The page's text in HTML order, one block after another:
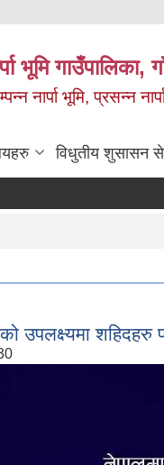
भूमि गाउँपालिका,
नार्पा भूमि, प्रसन्न
विधुतीय शुसासन
उपलक्ष्यमा शहिदहरु